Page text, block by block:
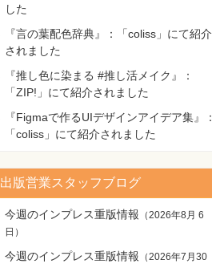
した
『言の葉配色辞典』：「coliss」にて紹介
されました
『推し色に染まる #推し活メイク』：
「ZIP!」にて紹介されました
『Figmaで作るUIデザインアイデア集』：
「coliss」にて紹介されました
出版営業スタッフブログ
今週のインプレス重版情報 （2026年8月 6
日 ）
今週のインプレス重版情報 （2026年7月30